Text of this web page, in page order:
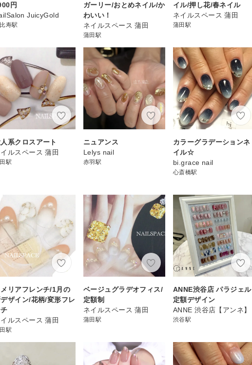
円
JuicyGold
寿駅
ガーリー/おとめネイル/か
わいい！
ネイルスペース 蒲田
蒲田駅
イル/押し花/春ネイル
ネイルスペース 蒲田
蒲田駅
系クロスアート
ルスペース 蒲田
駅
ニュアンス
Lelys nail
赤羽駅
カラーグラデーションネ
イル☆
bi.grace nail
心斎橋駅
リアフレンチ/1月の
ザイン/花柄/変形フレ
ルスペース 蒲田
駅
ベージュグラデオフィス/
定額制
ネイルスペース 蒲田
蒲田駅
ANNE渋谷店 パラジェル
定額デザイン
ANNE 渋谷店【アンネ】
渋谷駅